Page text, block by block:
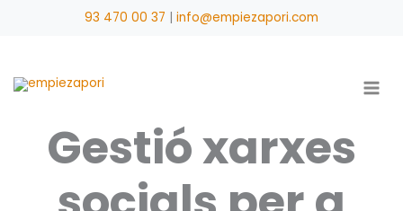
93 470 00 37 | info@empiezapori.com
Gestió xarxes